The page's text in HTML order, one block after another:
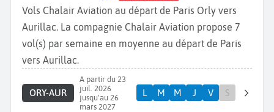
Vols Chalair Aviation au départ de Paris Orly vers
Aurillac. La compagnie Chalair Aviation propose 7
vol(s) par semaine en moyenne au départ de Paris
vers Aurillac.
ORY-AUR
A partir du 23
juil. 2026
jusqu'au 26
mars 2027
L M M J V S